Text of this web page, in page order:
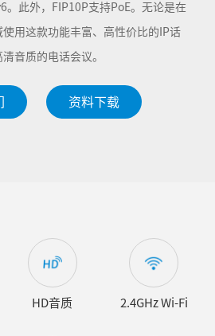
。此外，FIP10P支持PoE。无论是在
用这款功能丰富、高性价比的IP话
音质的电话会议。
资料下载
HD音质 2.4GHz Wi-Fi